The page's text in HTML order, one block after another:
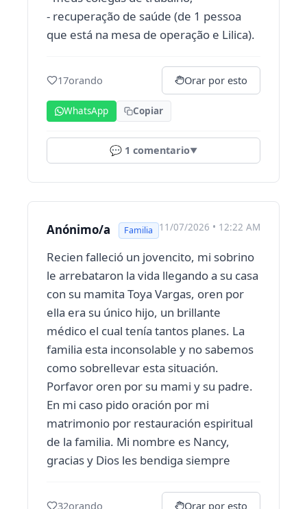
- recuperação de saúde (de 1 pessoa
que está na mesa de operação e Lilica).
17orando Orar por esto
WhatsApp Copiar
💬 1 comentario▼
Anónimo/a Familia 11/07/2026 • 12:22 AM
Recien falleció un jovencito, mi sobrino
le arrebataron la vida llegando a su casa
con su mamita Toya Vargas, oren por
ella era su único hijo, un brillante
médico el cual tenía tantos planes. La
familia esta inconsolable y no sabemos
como sobrellevar esta situación.
Porfavor oren por su mami y su padre.
En mi caso pido oración por mi
matrimonio por restauración espiritual
de la familia. Mi nombre es Nancy,
gracias y Dios les bendiga siempre
32orando Orar por esto